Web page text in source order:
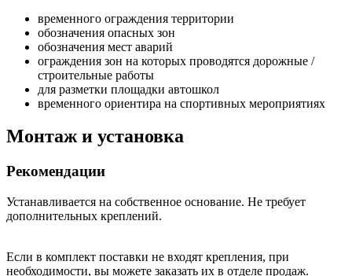
временного ограждения территории
обозначения опасных зон
обозначения мест аварий
ограждения зон на которых проводятся дорожные /
строительные работы
для разметки площадки автошкол
временного ориентира на спортивных мероприятиях
Монтаж и установка
Рекомендации
Устанавливается на собственное основание. Не требует
дополнительных креплений.
Если в комплект поставки не входят крепления, при
необходимости, вы можете заказать их в отделе продаж.